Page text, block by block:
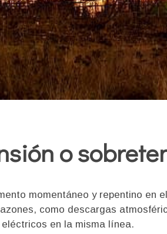
o
momentáneo y repentino en
como descargas
en la misma línea.